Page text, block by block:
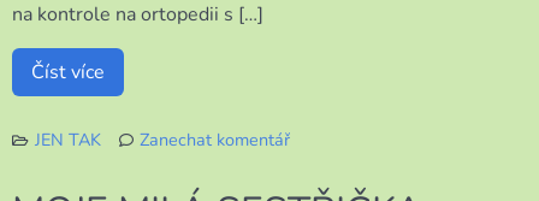
na kontrole na ortopedii s […]
Číst více
JEN TAK
Zanechat komentář
PŘESTO